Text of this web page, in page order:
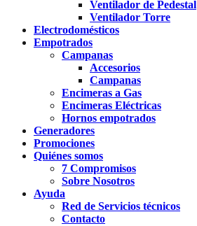
Ventilador de Pedestal
Ventilador Torre
Electrodomésticos
Empotrados
Campanas
Accesorios
Campanas
Encimeras a Gas
Encimeras Eléctricas
Hornos empotrados
Generadores
Promociones
Quiénes somos
7 Compromisos
Sobre Nosotros
Ayuda
Red de Servicios técnicos
Contacto